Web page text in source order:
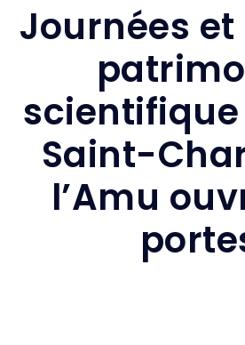
Journées
scientifique
Saint-
l’Amu